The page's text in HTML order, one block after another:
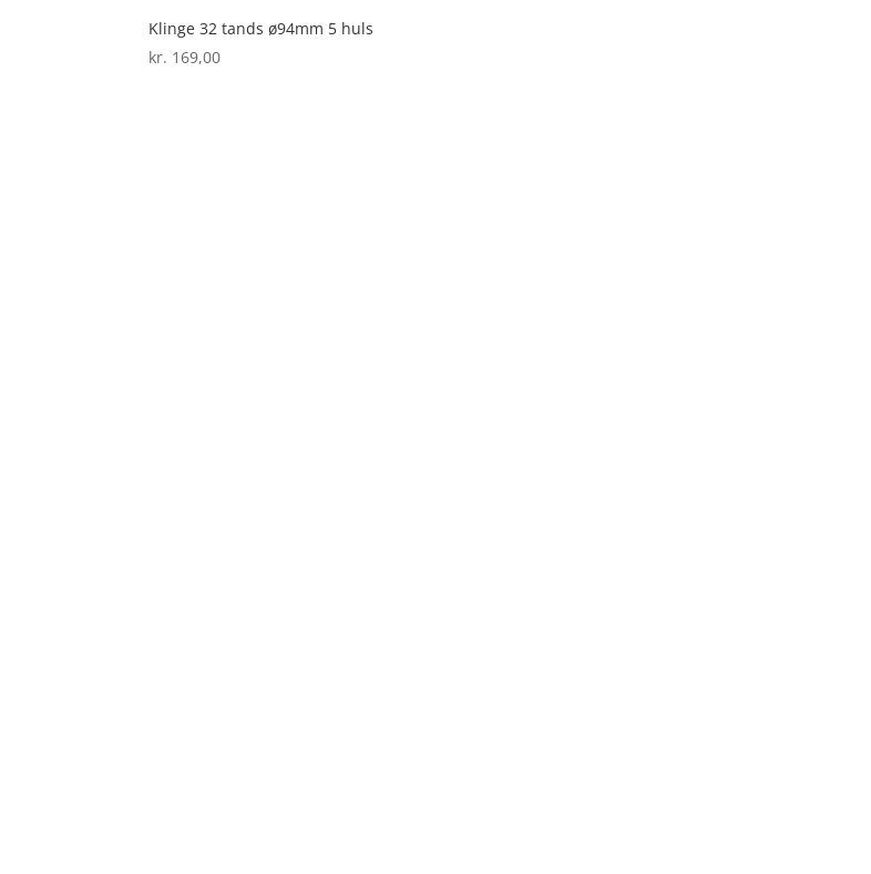
Klinge 32 tands ø94mm 5 huls
kr. 169,00